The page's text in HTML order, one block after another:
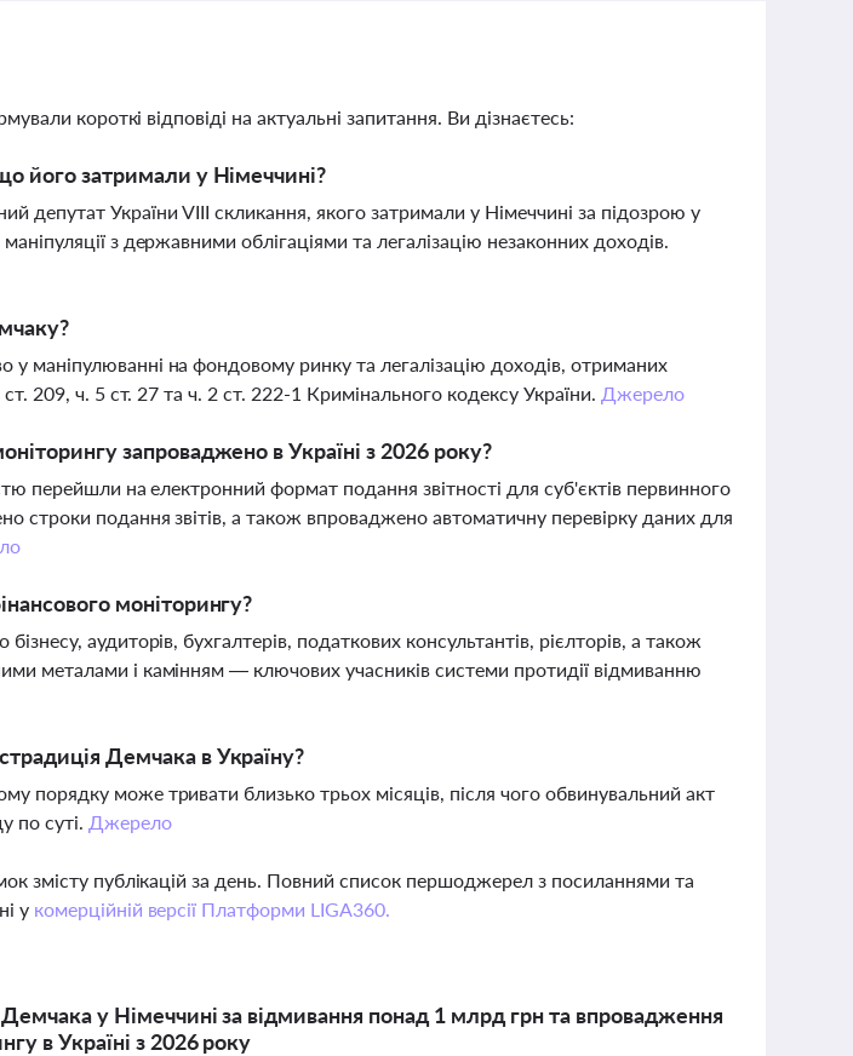
короткі відповіді на актуальні запитання. Ви дізнаєтесь:
його затримали у Німеччині?
депутат України VIII скликання, якого затримали у Німеччині за підозрою у
з державними облігаціями та легалізацію незаконних доходів.
у маніпулюванні на фондовому ринку та легалізацію доходів, отриманих
209, ч. 5 ст. 27 та ч. 2 ст. 222-1 Кримінального кодексу України. Джерело
запроваджено в Україні з 2026 року?
перейшли на електронний формат подання звітності для суб'єктів первинного
строки подання звітів, а також впроваджено автоматичну перевірку даних для
моніторингу?
аудиторів, бухгалтерів, податкових консультантів, рієлторів, а також
металами і камінням — ключових учасників системи протидії відмиванню
Демчака в Україну?
порядку може тривати близько трьох місяців, після чого обвинувальний акт
по суті. Джерело
змісту публікацій за день. Повний список першоджерел з посиланнями та
у комерційній версії Платформи LIGA360.
у Німеччині за відмивання понад 1 млрд грн та впровадження
в Україні з 2026 року